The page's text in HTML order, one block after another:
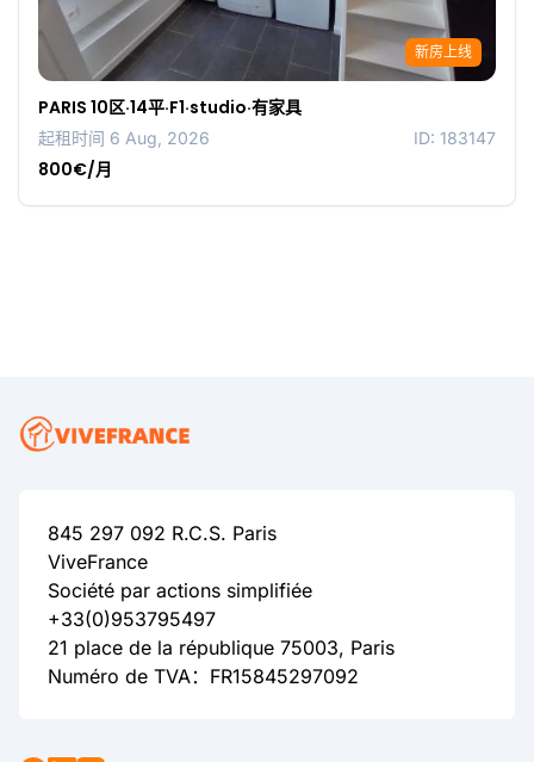
新房上线
PARIS 10区·14平·F1·studio·有家具
起租时间 6 Aug, 2026 ID: 183147
800€/月
845 297 092 R.C.S. Paris
ViveFrance
Société par actions simplifiée
+33(0)953795497
21 place de la république 75003, Paris
Numéro de TVA：FR15845297092